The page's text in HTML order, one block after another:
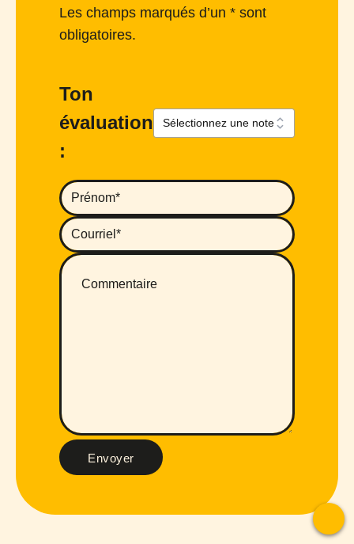
Les champs marqués d’un * sont
obligatoires.
Ton
évaluation
:
Envoyer